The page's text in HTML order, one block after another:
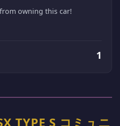
owning this car!
1
TYPE S コミュニ